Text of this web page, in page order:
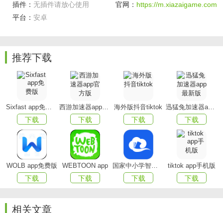
2、网络课程辅导学习
应用优势
1、教师可以随时掌握教学信息和资源，即时了解学生学
习情况
2、能帮助老师和学生实现课堂组织和课后跟踪辅导，真
正实现教育教学信息化
3、教师可以通过软件瞬时掌握教学信息和资源，即时了
解学生学习情况
的学习状况，更好的调整
插件： 无插件请放心使用 官网： https://m.xiazaigame.com
平台： 安卓
推荐下载
Sixfast app免费版
下载
西游加速器app官方版
下载
海外版抖音tiktok
下载
迅猛兔加速器app最新版
下载
WOLB app免费版
下载
WEBTOON app
下载
国家中小学智慧教育平台app(智慧中小学)
下载
tiktok app手机版
下载
相关文章